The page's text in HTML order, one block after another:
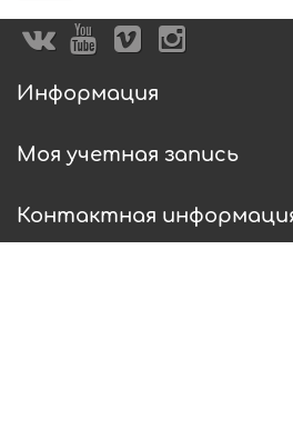
Информация
Моя учетная запись
Контактная